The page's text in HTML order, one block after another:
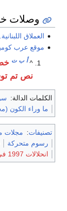
وصلات
العملاق
موقع عرب
^أ ب ت
نص تم
الكلمات الدالة:
ما وراء الكون
تصنيفات: مجلات
رسوم متحركة
انحلالات 1997 في لبنان